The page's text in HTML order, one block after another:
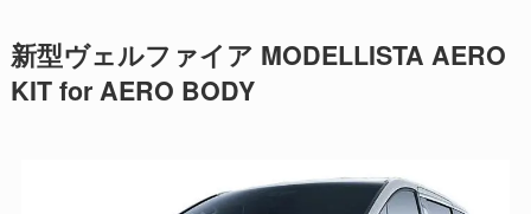
新型ヴェルファイア MODELLISTA AERO
KIT for AERO BODY